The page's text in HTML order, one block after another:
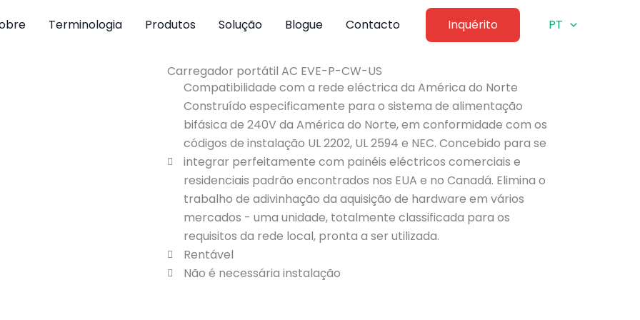
Terminologia Produtos Solução Blogue Contacto Inquérito PT
Carregador portátil AC EVE-P-CW-US
Compatibilidade com a rede eléctrica da América do Norte
Construído especificamente para o sistema de alimentação
bifásica de 240V da América do Norte, em conformidade com os
códigos de instalação UL 2202, UL 2594 e NEC. Concebido para se
integrar perfeitamente com painéis eléctricos comerciais e
residenciais padrão encontrados nos EUA e no Canadá. Elimina o
trabalho de adivinhação da aquisição de hardware em vários
mercados - uma unidade, totalmente classificada para os
requisitos da rede local, pronta a ser utilizada.
Rentável
Não é necessária instalação